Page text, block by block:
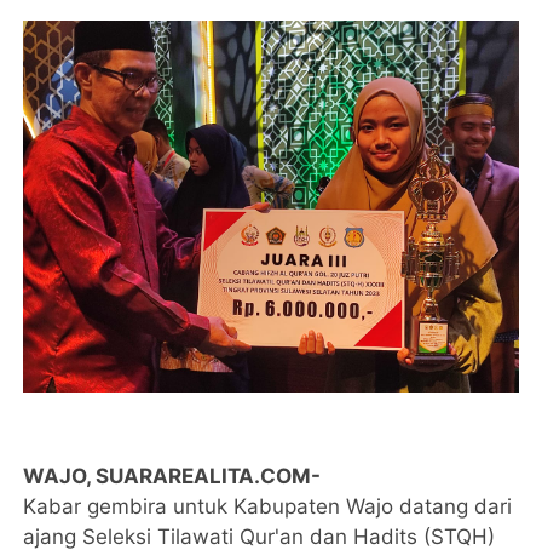
WAJO, SUARAREALITA.COM-
Kabar gembira untuk Kabupaten Wajo datang dari
ajang Seleksi Tilawati Qur'an dan Hadits (STQH)